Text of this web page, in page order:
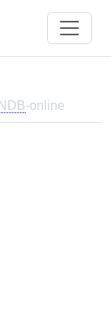
NDB-online